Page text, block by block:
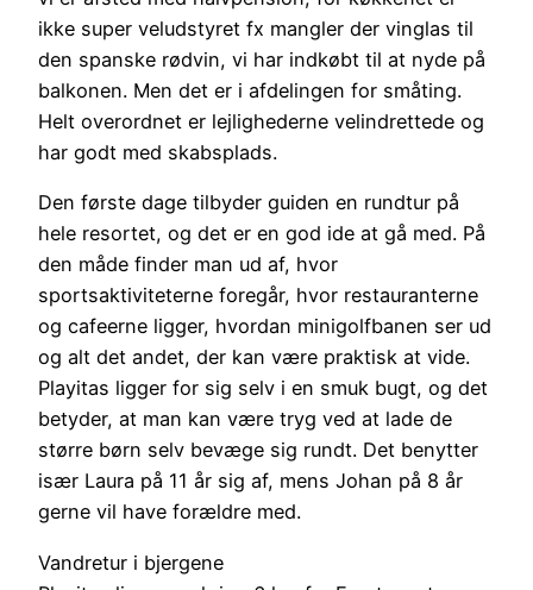
ikke super veludstyret fx mangler der vinglas til
den spanske rødvin, vi har indkøbt til at nyde på
balkonen. Men det er i afdelingen for småting.
Helt overordnet er lejlighederne velindrettede og
har godt med skabsplads.
Den første dage tilbyder guiden en rundtur på
hele resortet, og det er en god ide at gå med. På
den måde finder man ud af, hvor
sportsaktiviteterne foregår, hvor restauranterne
og cafeerne ligger, hvordan minigolfbanen ser ud
og alt det andet, der kan være praktisk at vide.
Playitas ligger for sig selv i en smuk bugt, og det
betyder, at man kan være tryg ved at lade de
større børn selv bevæge sig rundt. Det benytter
især Laura på 11 år sig af, mens Johan på 8 år
gerne vil have forældre med.
Vandretur i bjergene